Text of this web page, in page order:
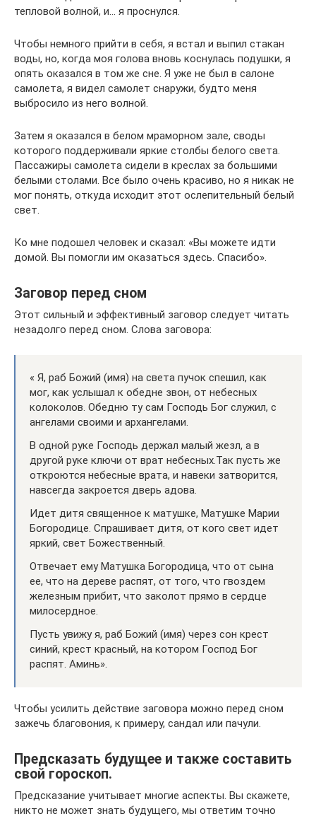
тепловой волной, и… я проснулся.
Чтобы немного прийти в себя, я встал и выпил стакан
воды, но, когда моя голова вновь коснулась подушки, я
опять оказался в том же сне. Я уже не был в салоне
самолета, я видел самолет снаружи, будто меня
выбросило из него волной.
Затем я оказался в белом мраморном зале, своды
которого поддерживали яркие столбы белого света.
Пассажиры самолета сидели в креслах за большими
белыми столами. Все было очень красиво, но я никак не
мог понять, откуда исходит этот ослепительный белый
свет.
Ко мне подошел человек и сказал: «Вы можете идти
домой. Вы помогли им оказаться здесь. Спасибо».
Заговор перед сном
Этот сильный и эффективный заговор следует читать
незадолго перед сном. Слова заговора:
« Я, раб Божий (имя) на света пучок спешил, как
мог, как услышал к обедне звон, от небесных
колоколов. Обедню ту сам Господь Бог служил, с
ангелами своими и архангелами.
В одной руке Господь держал малый жезл, а в
другой руке ключи от врат небесных.Так пусть же
откроются небесные врата, и навеки затворится,
навсегда закроется дверь адова.
Идет дитя священное к матушке, Матушке Марии
Богородице. Спрашивает дитя, от кого свет идет
яркий, свет Божественный.
Отвечает ему Матушка Богородица, что от сына
ее, что на дереве распят, от того, что гвоздем
железным прибит, что заколот прямо в сердце
милосердное.
Пусть увижу я, раб Божий (имя) через сон крест
синий, крест красный, на котором Господ Бог
распят. Аминь».
Чтобы усилить действие заговора можно перед сном
зажечь благовония, к примеру, сандал или пачули.
Предсказать будущее и также составить
свой гороскоп.
Предсказание учитывает многие аспекты. Вы скажете,
никто не может знать будущего, мы ответим точно